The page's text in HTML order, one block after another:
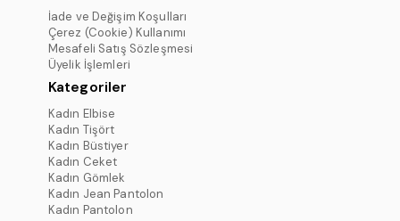
İade ve Değişim Koşulları
Çerez (Cookie) Kullanımı
Mesafeli Satış Sözleşmesi
Üyelik İşlemleri
Kategoriler
Kadın Elbise
Kadın Tişört
Kadın Büstiyer
Kadın Ceket
Kadın Gömlek
Kadın Jean Pantolon
Kadın Pantolon